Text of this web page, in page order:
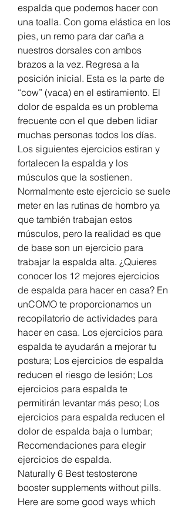
espalda que podemos hacer con
una toalla. Con goma elástica en los
pies, un remo para dar caña a
nuestros dorsales con ambos
brazos a la vez. Regresa a la
posición inicial. Esta es la parte de
“cow” (vaca) en el estiramiento. El
dolor de espalda es un problema
frecuente con el que deben lidiar
muchas personas todos los días.
Los siguientes ejercicios estiran y
fortalecen la espalda y los
músculos que la sostienen.
Normalmente este ejercicio se suele
meter en las rutinas de hombro ya
que también trabajan estos
músculos, pero la realidad es que
de base son un ejercicio para
trabajar la espalda alta. ¿Quieres
conocer los 12 mejores ejercicios
de espalda para hacer en casa? En
unCOMO te proporcionamos un
recopilatorio de actividades para
hacer en casa. Los ejercicios para
espalda te ayudarán a mejorar tu
postura; Los ejercicios de espalda
reducen el riesgo de lesión; Los
ejercicios para espalda te
permitirán levantar más peso; Los
ejercicios para espalda reducen el
dolor de espalda baja o lumbar;
Recomendaciones para elegir
ejercicios de espalda.
Naturally 6 Best testosterone
booster supplements without pills.
Here are some good ways which